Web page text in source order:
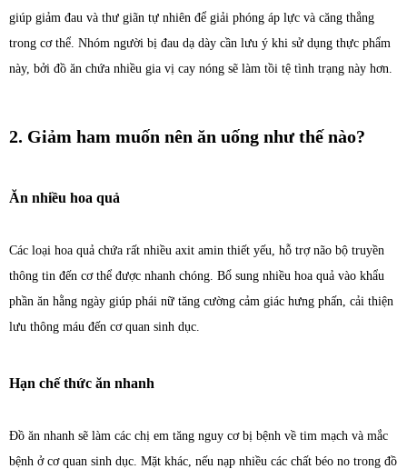
giúp giảm đau và thư giãn tự nhiên để giải phóng áp lực và căng thẳng
trong cơ thể. Nhóm người bị đau dạ dày cần lưu ý khi sử dụng thực phẩm
này, bởi đồ ăn chứa nhiều gia vị cay nóng sẽ làm tồi tệ tình trạng này hơn.
2. Giảm ham muốn nên ăn uống như thế nào?
Ăn nhiều hoa quả
Các loại hoa quả chứa rất nhiều axit amin thiết yếu, hỗ trợ não bộ truyền
thông tin đến cơ thể được nhanh chóng. Bổ sung nhiều hoa quả vào khẩu
phần ăn hằng ngày giúp phái nữ tăng cường cảm giác hưng phấn, cải thiện
lưu thông máu đến cơ quan sinh dục.
Hạn chế thức ăn nhanh
Đồ ăn nhanh sẽ làm các chị em tăng nguy cơ bị bệnh về tim mạch và mắc
bệnh ở cơ quan sinh dục. Mặt khác, nếu nạp nhiều các chất béo no trong đồ